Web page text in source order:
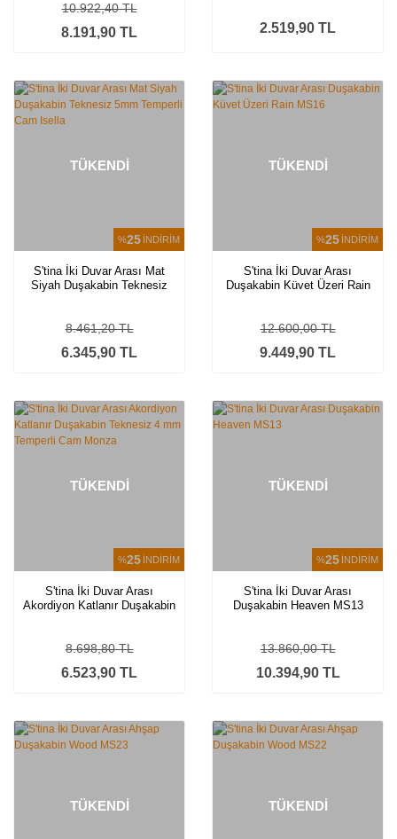
8.191,90 TL
10.922,40 TL
2.519,90 TL
%25 İNDİRİM
TÜKENDİ
S'tina İki Duvar Arası Mat
Siyah Duşakabin Teknesiz
6.345,90 TL
8.461,20 TL
%25 İNDİRİM
TÜKENDİ
S'tina İki Duvar Arası
Duşakabin Küvet Üzeri Rain
9.449,90 TL
12.600,00 TL
%25 İNDİRİM
TÜKENDİ
S'tina İki Duvar Arası
Akordiyon Katlanır Duşakabin
6.523,90 TL
8.698,80 TL
%25 İNDİRİM
TÜKENDİ
S'tina İki Duvar Arası
Duşakabin Heaven MS13
10.394,90 TL
13.860,00 TL
TÜKENDİ TÜKENDİ